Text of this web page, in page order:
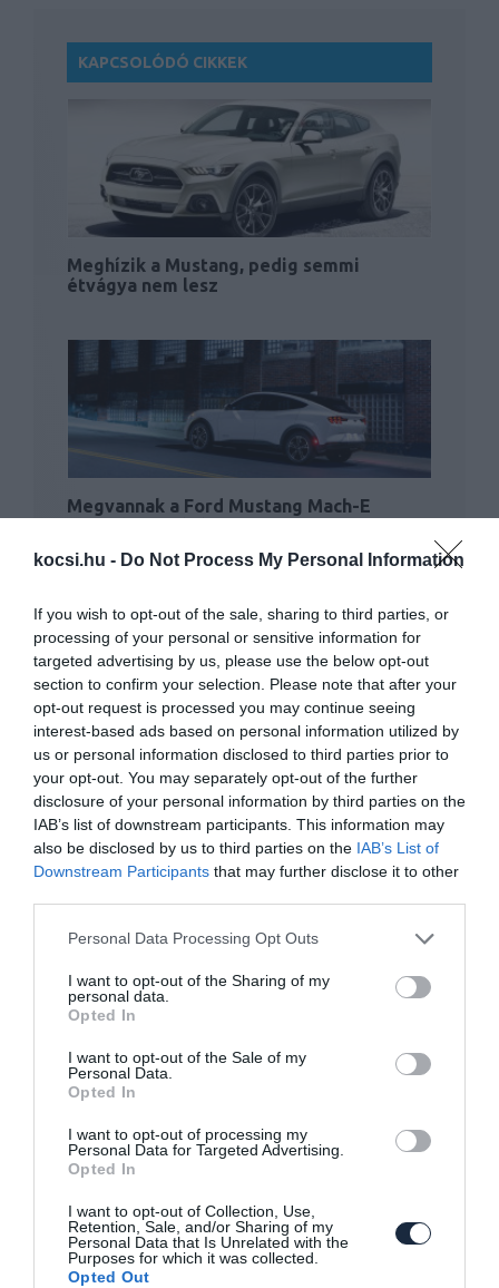
kocsi.hu - Do Not Process My Personal Information
If you wish to opt-out of the sale, sharing to third parties, or
processing of your personal or sensitive information for
targeted advertising by us, please use the below opt-out
section to confirm your selection. Please note that after your
opt-out request is processed you may continue seeing
interest-based ads based on personal information utilized by
us or personal information disclosed to third parties prior to
your opt-out. You may separately opt-out of the further
disclosure of your personal information by third parties on the
IAB’s list of downstream participants. This information may
also be disclosed by us to third parties on the IAB’s List of
Downstream Participants that may further disclose it to other
Please note that this website/app uses one or more Google
not limited to your visit or usage behaviour. You may click to
grant or deny consent to Google and its third-party tags to
use your data for below specified purposes in below Google
consent section.
Personal Data Processing Opt Outs
I want to opt-out of the Sharing of my
personal data.
Opted In
I want to opt-out of the Sale of my
Personal Data.
Opted In
I want to opt-out of processing my
Personal Data for Targeted Advertising.
Opted In
I want to opt-out of Collection, Use,
Retention, Sale, and/or Sharing of my
Personal Data that Is Unrelated with the
Purposes for which it was collected.
Opted Out
KAPCSOLÓDÓ CIKKEK
Meghízik a Mustang, pedig semmi
étvágya nem lesz
Megvannak a Ford Mustang Mach-E
Tolonganak az előrendelők az elektromos
Mustang SUV-ért
Teljesen új alapokra épül fel a következő
Ford Mustang
Mustang Mach-E mérföldkő: elkészült a
150 ezredik példány